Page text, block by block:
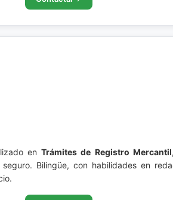
enTrámites de Registro Mercantil
Bilingüe, con habilidades en